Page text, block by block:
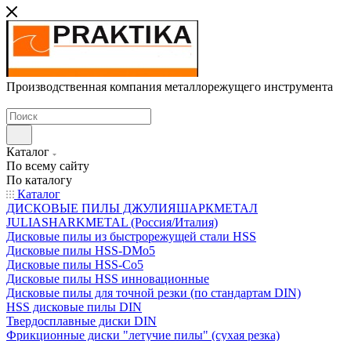
Производственная компания металлорежущего инструмента
Каталог
По всему сайту
По каталогу
Каталог
ДИСКОВЫЕ ПИЛЫ ДЖУЛИЯШАРКМЕТАЛ
JULIASHARKMETAL (Россия/Италия)
Дисковые пилы из быстрорежущей стали HSS
Дисковые пилы HSS-DMo5
Дисковые пилы HSS-Co5
Дисковые пилы HSS инновационные
Дисковые пилы для точной резки (по стандартам DIN)
HSS дисковые пилы DIN
Твердосплавные диски DIN
Фрикционные диски "летучие пилы" (сухая резка)